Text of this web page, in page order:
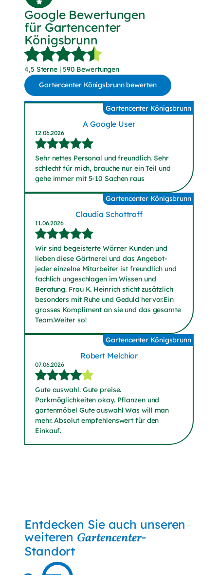
Google Bewertungen
für Gartencenter
Königsbrunn
4,5 Sterne | 590 Bewertungen
Gartencenter Königsbrunn bewerten
(externer Link, öffnet in neuem Tab)
A Google User
12.06.2026
Gartencenter Königsbrunn
Sehr nettes Personal und freundlich. Sehr
schlecht für mich, brauche nur ein Teil und
gehe immer mit 5-10 Sachen raus
Claudia Schottroff
11.06.2026
Gartencenter Königsbrunn
Wir sind begeisterte Wörner Kunden und
lieben diese Gärtnerei und das Angebot-
jeder einzelne Mitarbeiter ist freundlich und
fachlich ungeschlagen im Wissen und
Beratung. Frau K. Heinrich sticht zusätzlich
besonders mit Ruhe und Geduld hervor.Ein
grosses Kompliment an sie und das gesamte
Team.Weiter so!
Robert Melchior
07.06.2026
Gartencenter Königsbrunn
Gute auswahl. Gute preise.
Parkmöglichkeiten okay. Pflanzen und
gartenmöbel Gute auswahl Was will man
mehr. Absolut empfehlenswert für den
Einkauf.
Entdecken Sie auch unseren
weiteren Gartencenter-
Standort